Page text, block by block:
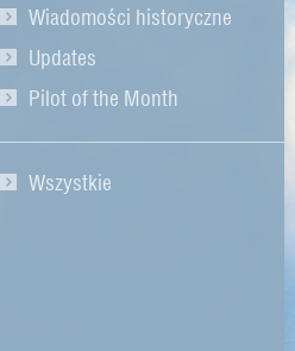
Wiadomości historyczne
Updates
Pilot of the Month
Wszystkie